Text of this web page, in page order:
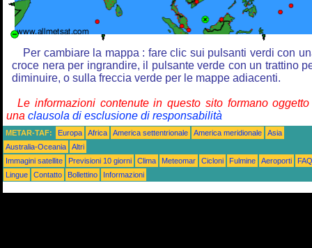
Per cambiare la mappa : fare clic sui pulsanti verdi con
croce nera per ingrandire, il pulsante verde con un trattino
diminuire, o sulla freccia verde per le mappe adiacenti.
Le informazioni contenute in questo sito formano
una clausola di esclusione di responsabilità
METAR-TAF: Europa Africa America settentrionale America meridionale
Asia
Australia-Oceania
Altri
Immagini satellite
Previsioni 10 giorni Clima Meteomar Cicloni Fulmine Aeroporti
FAQ
Lingue
Contatto Bollettino Informazioni